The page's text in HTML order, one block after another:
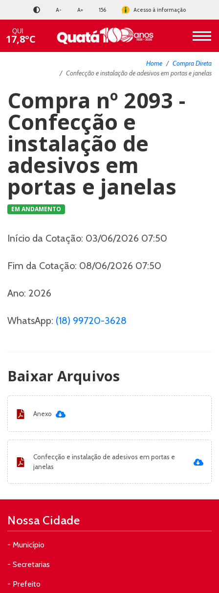
A- A+ 156 Acesso à informação
QUI
17,8ºC
Home
Compra Direta
Confecção e instalação de adesivos em portas e janelas
Compra nº 2093 -
Confecção e
instalação de
adesivos em
portas e janelas
EM ANDAMENTO
Início da Cotação: 03/06/2026 07:50
Fim da Cotação: 08/06/2026 07:50
Ano: 2026
WhatsApp: (18) 99720-3628
Baixar Arquivos
Anexo
Confecção e instalação de adesivos em portas e
janelas
Nossa Cidade
- Município
- Secretarias
- Prefeito